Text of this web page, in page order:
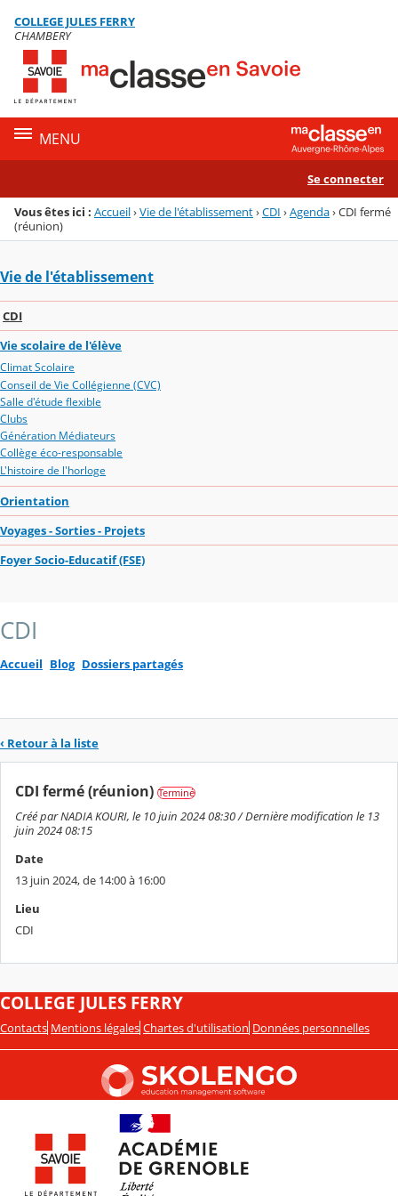
Menu de la rubrique
Contenu
COLLEGE JULES FERRY
CHAMBERY
MENU
Se connecter
Vous êtes ici : Accueil›Vie de l'établissement›CDI ›Agenda›CDI fermé
(réunion)
Vie de l'établissement
CDI
Vie scolaire de l'élève
Climat Scolaire
Conseil de Vie Collégienne (CVC)
Salle d'étude flexible
Clubs
Génération Médiateurs
Collège éco-responsable
L'histoire de l'horloge
Orientation
Voyages - Sorties - Projets
Foyer Socio-Educatif (FSE)
CDI
Accueil Blog Dossiers partagés
‹ Retour à la liste
CDI fermé (réunion) Terminé
Créé par NADIA KOURI, le 10 juin 2024 08:30 / Dernière modification le 13
juin 2024 08:15
Date
13 juin 2024, de 14:00 à 16:00
Lieu
CDI
COLLEGE JULES FERRY
Contacts Mentions légales Chartes d'utilisation Données personnelles